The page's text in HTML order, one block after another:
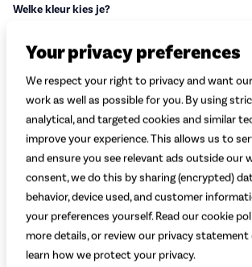
Welke kleur kies je?
Roze
Welke maat kies je?Uitleg
Selecteer lichaamslengte
299,-
Begin met bestellen
Your privacy preferences
We respect your right to privacy and want
work as well as possible for you. By using
analytical, and targeted cookies and similar
improve your experience. This allows us to
and ensure you see relevant ads outside our
consent, we do this by sharing (encrypted)
behavior, device used, and customer
your preferences yourself. Read our cookie
more details, or review our privacy
learn how we protect your privacy.